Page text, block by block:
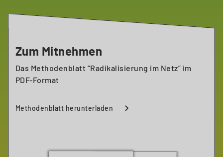
Zum Mitnehmen
Das Methodenblatt “Radikalisierung im Netz” im
PDF-Format
Methodenblatt herunterladen